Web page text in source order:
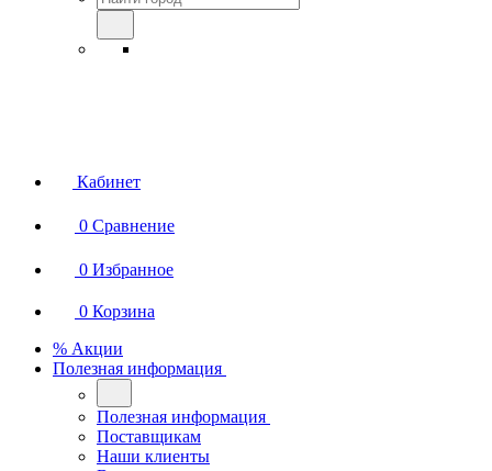
Кабинет
0 Сравнение
0 Избранное
0 Корзина
% Акции
Полезная информация
Полезная информация
Поставщикам
Наши клиенты